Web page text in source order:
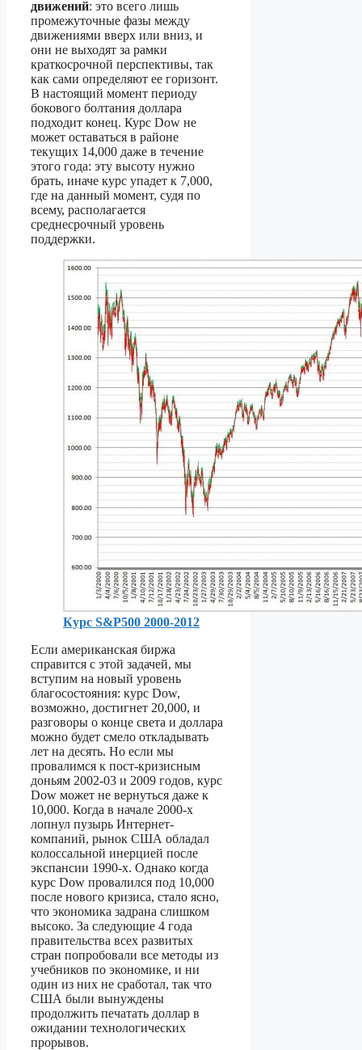
движений: это всего лишь
промежуточные фазы между
движениями вверх или вниз, и
они не выходят за рамки
краткосрочной перспективы, так
как сами определяют ее горизонт.
В настоящий момент периоду
бокового болтания доллара
подходит конец. Курс Dow не
может оставаться в районе
текущих 14,000 даже в течение
этого года: эту высоту нужно
брать, иначе курс упадет к 7,000,
где на данный момент, судя по
всему, располагается
среднесрочный уровень
поддержки.
Курс S&P500 2000-2012
Если американская биржа
справится с этой задачей, мы
вступим на новый уровень
благосостояния: курс Dow,
возможно, достигнет 20,000, и
разговоры о конце света и доллара
можно будет смело откладывать
лет на десять. Но если мы
провалимся к пост-кризисным
доньям 2002-03 и 2009 годов, курс
Dow может не вернуться даже к
10,000. Когда в начале 2000-х
лопнул пузырь Интернет-
компаний, рынок США обладал
колоссальной инерцией после
экспансии 1990-х. Однако когда
курс Dow провалился под 10,000
после нового кризиса, стало ясно,
что экономика задрана слишком
высоко. За следующие 4 года
правительства всех развитых
стран попробовали все методы из
учебников по экономике, и ни
один из них не сработал, так что
США были вынуждены
продолжить печатать доллар в
ожидании технологических
прорывов.